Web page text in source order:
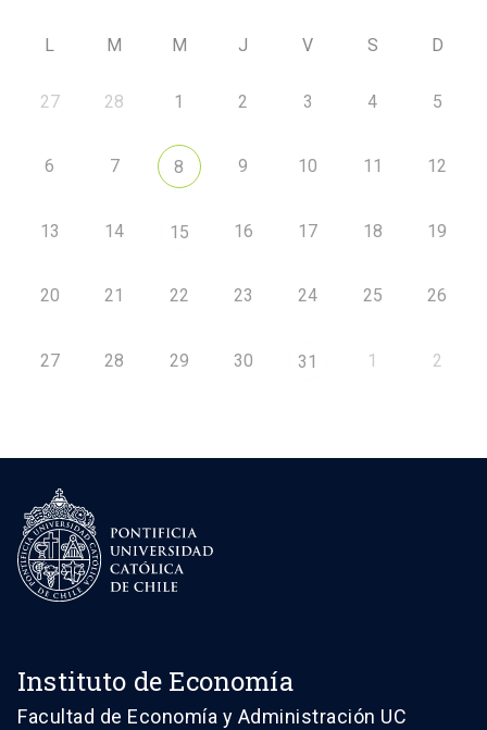
L M M J V S D
27 28 1 2 3 4 5
6 7 8 9 10 11 12
13 14 15 16 17 18 19
20 21 22 23 24 25 26
27 28 29 30 31 1 2
Instituto de Economía
Facultad de Economía y Administración UC